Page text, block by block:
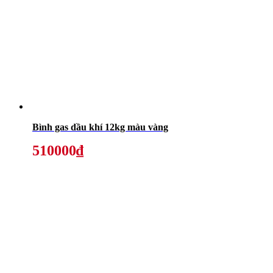
Bình gas dầu khí 12kg màu vàng
510000₫